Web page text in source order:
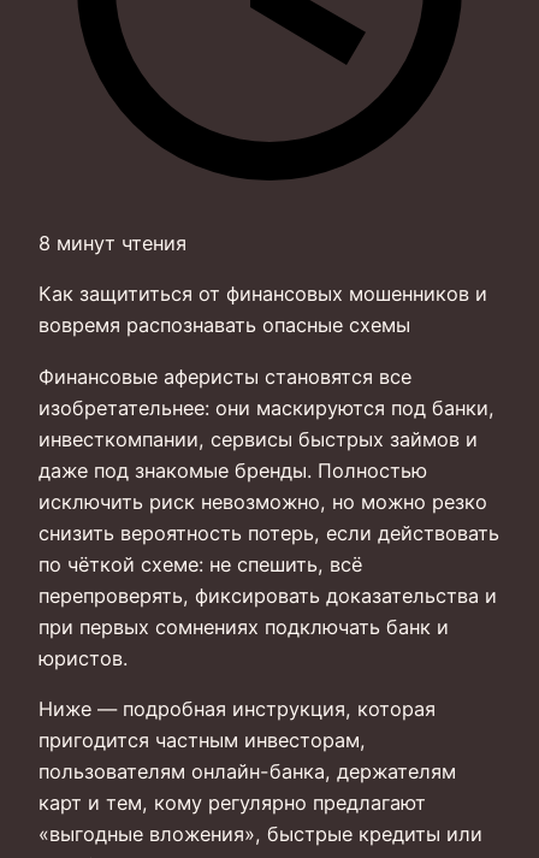
8 минут чтения
Как защититься от финансовых мошенников и
вовремя распознавать опасные схемы
Финансовые аферисты становятся все
изобретательнее: они маскируются под банки,
инвесткомпании, сервисы быстрых займов и
даже под знакомые бренды. Полностью
исключить риск невозможно, но можно резко
снизить вероятность потерь, если действовать
по чёткой схеме: не спешить, всё
перепроверять, фиксировать доказательства и
при первых сомнениях подключать банк и
юристов.
Ниже — подробная инструкция, которая
пригодится частным инвесторам,
пользователям онлайн-банка, держателям
карт и тем, кому регулярно предлагают
«выгодные вложения», быстрые кредиты или